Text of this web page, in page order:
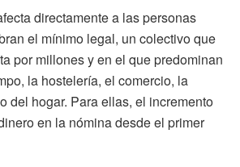
directamente a las personas
el mínimo legal, un colectivo que
por millones y en el que predominan
la hostelería, el comercio, la
del hogar. Para ellas, el incremento
en la nómina desde el primer